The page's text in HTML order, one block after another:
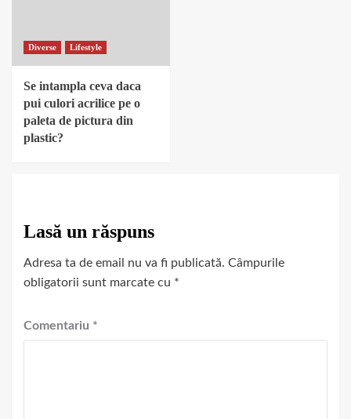
Diverse Lifestyle
Se intampla ceva daca
pui culori acrilice pe o
paleta de pictura din
plastic?
Lasă un răspuns
Adresa ta de email nu va fi publicată. Câmpurile
obligatorii sunt marcate cu *
Comentariu *